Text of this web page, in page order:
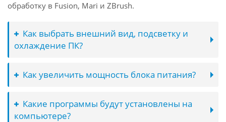
обработку в Fusion, Mari и ZBrush.
Как выбрать внешний вид, подсветку и
охлаждение ПК?
Как увеличить мощность блока питания?
Какие программы будут установлены на
компьютере?